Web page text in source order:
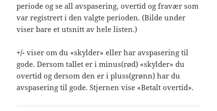
periode og se all avspasering, overtid og fravær som
var registrert i den valgte perioden. (Bilde under
viser bare et utsnitt av hele listen.)
+/- viser om du «skylder» eller har avspasering til
gode. Dersom tallet er i minus(rød) «skylder» du
overtid og dersom den er i pluss(grønn) har du
avspasering til gode. Stjernen vise «Betalt overtid».